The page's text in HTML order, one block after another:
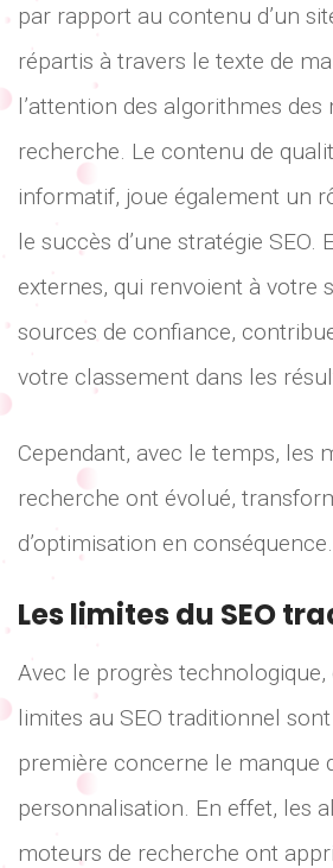
par rapport au contenu d’un
répartis à travers le texte de
l’attention des algorithmes des
recherche. Le contenu de
informatif, joue également un
le succès d’une stratégie SEO.
externes, qui renvoient à votre
sources de confiance,
votre classement dans les
Cependant, avec le temps, les
recherche ont évolué,
d’optimisation en conséquence.
Les limites du SEO
Avec le progrès technologique,
limites au SEO traditionnel
première concerne le manque
personnalisation. En effet, les
moteurs de recherche ont